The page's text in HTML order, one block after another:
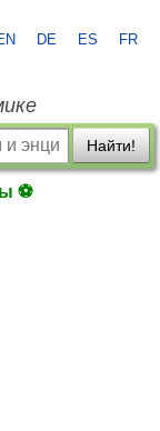
DE ES FR
Найти!
⚽